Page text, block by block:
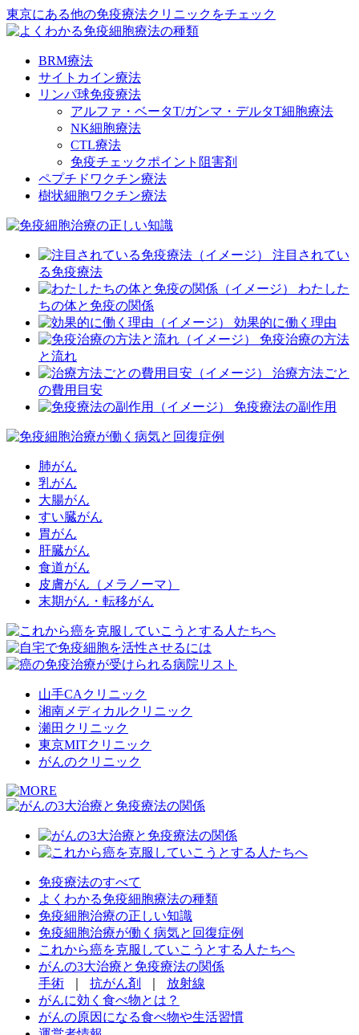
東京にある他の免疫療法クリニックをチェック
BRM療法
サイトカイン療法
リンパ球免疫療法
アルファ・ベータT/ガンマ・デルタT細胞療法
NK細胞療法
CTL療法
免疫チェックポイント阻害剤
ペプチドワクチン療法
樹状細胞ワクチン療法
注目されてい
る免疫療法
わたした
ちの体と免疫の関係
効果的に働く理由
免疫治療の方法
と流れ
治療方法ごと
の費用目安
免疫療法の副作用
肺がん
乳がん
大腸がん
すい臓がん
胃がん
肝臓がん
食道がん
皮膚がん（メラノーマ）
末期がん・転移がん
山手CAクリニック
湘南メディカルクリニック
瀬田クリニック
東京MITクリニック
がんのクリニック
免疫療法のすべて
よくわかる免疫細胞療法の種類
免疫細胞治療の正しい知識
免疫細胞治療が働く病気と回復症例
これから癌を克服していこうとする人たちへ
がんの3大治療と免疫療法の関係
手術
抗がん剤
放射線
がんに効く食べ物とは？
がんの原因になる食べ物や生活習慣